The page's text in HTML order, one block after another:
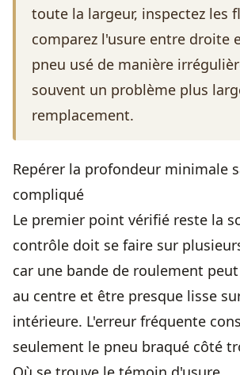
toute la largeur, inspectez les
comparez l'usure entre droite
pneu usé de manière
souvent un problème plus
remplacement.
Repérer la profondeur minimale
compliqué
Le premier point vérifié reste la
contrôle doit se faire sur
car une bande de roulement
au centre et être presque lisse
intérieure. L'erreur fréquente
seulement le pneu braqué côté